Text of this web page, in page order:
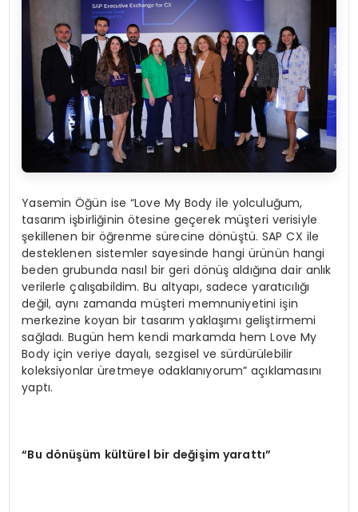
Yasemin Öğün ise “Love My Body ile yolculuğum,
tasarım işbirliğinin ötesine geçerek müşteri verisiyle
şekillenen bir öğrenme sürecine dönüştü. SAP CX ile
desteklenen sistemler sayesinde hangi ürünün hangi
beden grubunda nasıl bir geri dönüş aldığına dair anlık
verilerle çalışabildim. Bu altyapı, sadece yaratıcılığı
değil, aynı zamanda müşteri memnuniyetini işin
merkezine koyan bir tasarım yaklaşımı geliştirmemi
sağladı. Bugün hem kendi markamda hem Love My
Body için veriye dayalı, sezgisel ve sürdürülebilir
koleksiyonlar üretmeye odaklanıyorum” açıklamasını
yaptı.
“Bu dönüşüm kültürel bir değişim yarattı”